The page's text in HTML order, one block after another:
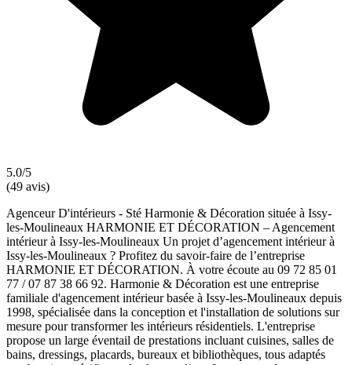
5.0/5
(49 avis)
Agenceur D'intérieurs - Sté Harmonie & Décoration située à Issy-
les-Moulineaux HARMONIE ET DÉCORATION – Agencement
intérieur à Issy-les-Moulineaux Un projet d’agencement intérieur à
Issy-les-Moulineaux ? Profitez du savoir-faire de l’entreprise
HARMONIE ET DÉCORATION. À votre écoute au 09 72 85 01
77 / 07 87 38 66 92. Harmonie & Décoration est une entreprise
familiale d'agencement intérieur basée à Issy-les-Moulineaux depuis
1998, spécialisée dans la conception et l'installation de solutions sur
mesure pour transformer les intérieurs résidentiels. L'entreprise
propose un large éventail de prestations incluant cuisines, salles de
bains, dressings, placards, bureaux et bibliothèques, tous adaptés